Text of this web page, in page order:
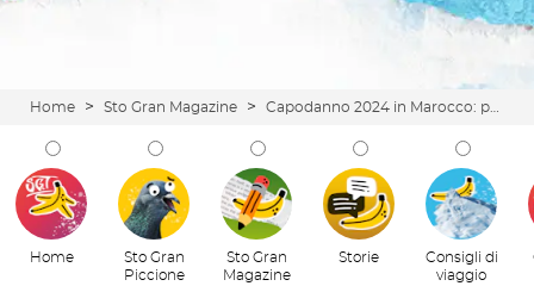
Home > Sto Gran Magazine >
Home
Sto Gran
Piccione
Sto Gran
Magazine
Storie
Consigli di
viaggio